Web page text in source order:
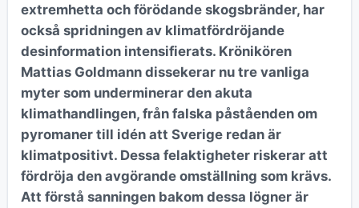
extremhetta och förödande skogsbränder, har
också spridningen av klimatfördröjande
desinformation intensifierats. Krönikören
Mattias Goldmann dissekerar nu tre vanliga
myter som underminerar den akuta
klimathandlingen, från falska påståenden om
pyromaner till idén att Sverige redan är
klimatpositivt. Dessa felaktigheter riskerar att
fördröja den avgörande omställning som krävs.
Att förstå sanningen bakom dessa lögner är